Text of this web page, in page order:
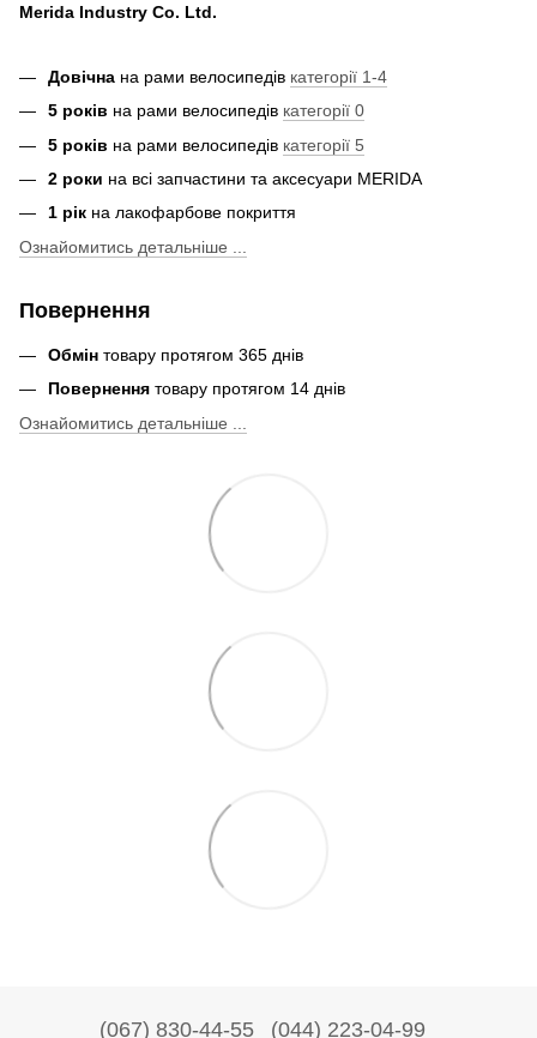
Merida Industry Co. Ltd.
Довічна на рами велосипедів категорії 1-4
5 років на рами велосипедів категорії 0
5 років на рами велосипедів категорії 5
2 роки на всі запчастини та аксесуари MERIDA
1 рік на лакофарбове покриття
Ознайомитись детальніше ...
Повернення
Обмін товару протягом 365 днів
Повернення товару протягом 14 днів
Ознайомитись детальніше ...
(067) 830-44-55 (044) 223-04-99